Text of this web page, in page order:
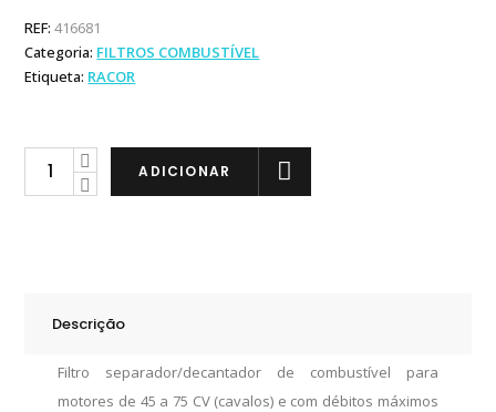
REF:416681
Categoria: FILTROS COMBUSTÍVEL
Etiqueta: RACOR
Racor
ADICIONAR
Descrição
Filtro separador/decantador de combustível para
motores de 45 a 75 CV (cavalos) e com débitos máximos